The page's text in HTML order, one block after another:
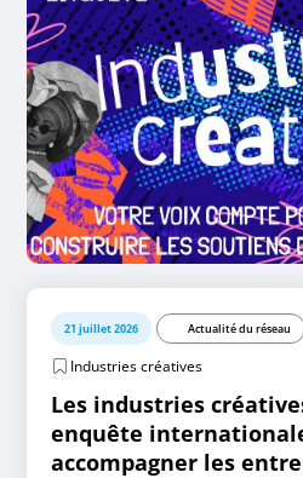
21 juillet 2026 Actualité du réseau
Industries créatives
Les industries
enquête
accompagner les